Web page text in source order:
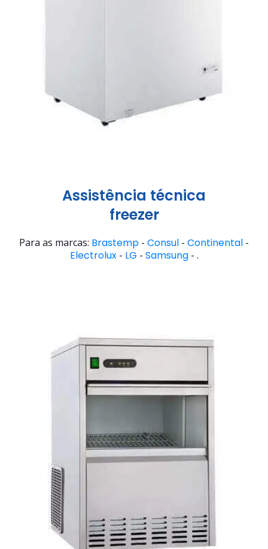
Assistência técnica
freezer
Para as marcas: Brastemp - Consul - Continental -
Electrolux- LG - Samsung- .